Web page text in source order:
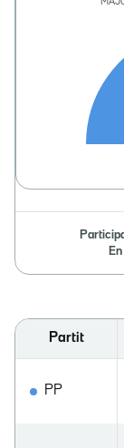
Partit
PP